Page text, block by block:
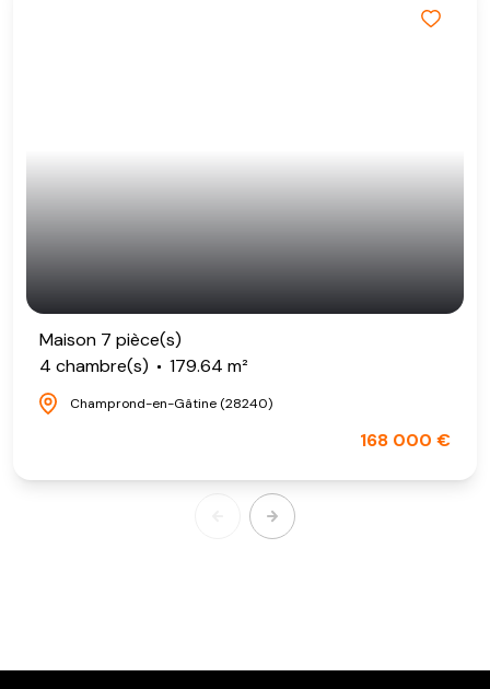
Maison 7 pièce(s)
4 chambre(s)
179.64 m²
Champrond-en-Gâtine (28240)
168 000 €